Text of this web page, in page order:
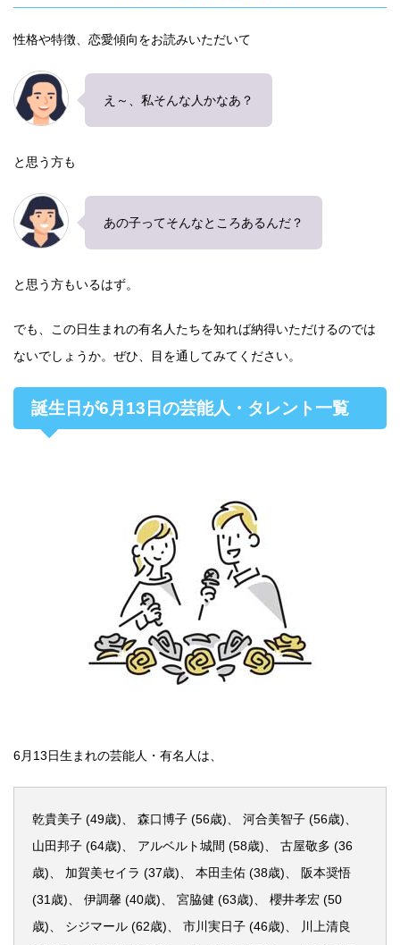
性格や特徴、恋愛傾向をお読みいただいて
え～、私そんな人かなあ？
と思う方も
あの子ってそんなところあるんだ？
と思う方もいるはず。
でも、この日生まれの有名人たちを知れば納得いただけるのでは
ないでしょうか。ぜひ、目を通してみてください。
誕生日が6月13日の芸能人・タレント一覧
6月13日生まれの芸能人・有名人は、
乾貴美子 (49歳)、 森口博子 (56歳)、 河合美智子 (56歳)、
山田邦子 (64歳)、 アルベルト城間 (58歳)、 古屋敬多 (36
歳)、 加賀美セイラ (37歳)、 本田圭佑 (38歳)、 阪本奨悟
(31歳)、 伊調馨 (40歳)、 宮脇健 (63歳)、 櫻井孝宏 (50
歳)、 シジマール (62歳)、 市川実日子 (46歳)、 川上清良